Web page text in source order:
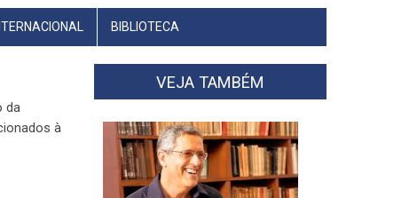
BIBLIOTECA
da
à
VEJA TAMBÉM